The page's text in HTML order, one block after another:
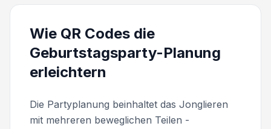
Wie QR Codes die
Geburtstagsparty-Planung
erleichtern
Die Partyplanung beinhaltet das Jonglieren
mit mehreren beweglichen Teilen -